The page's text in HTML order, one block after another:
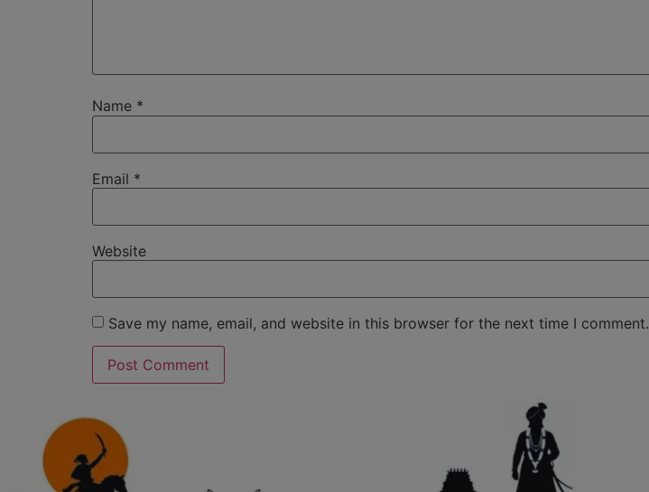
Name *
Email *
Website
Save my name, email, and website in this browser for the next time I comment.